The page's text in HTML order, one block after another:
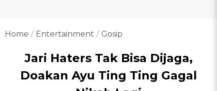
Home Entertainment Gosip
Jari Haters Tak Bisa Dijaga,
Doakan Ayu Ting Ting Gagal